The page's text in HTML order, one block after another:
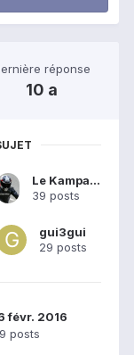
réponse
10 a
Le Kampaniard
39 posts
gui3gui
29 posts
févr. 2016
posts